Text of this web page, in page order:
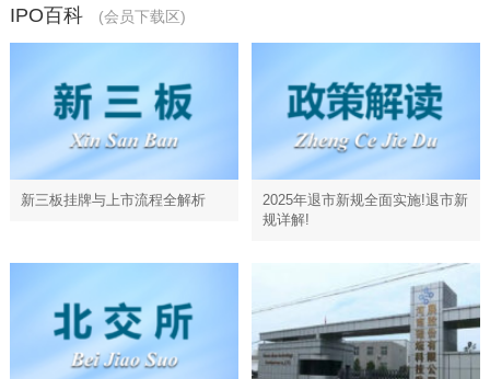
IPO百科 (会员下载区)
新三板挂牌与上市流程全解析
2025年退市新规全面实施!退市新
规详解!